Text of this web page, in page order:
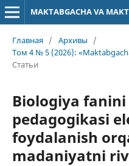
MAKTABGACHA VA
Главная / Архивы
/
Том 4 № 5 (2026):
Статьи
Biologiya
pedagogikasi
foydalanish
madaniyatni